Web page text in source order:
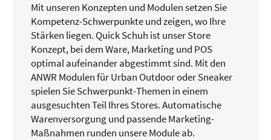
Mit unseren Konzepten und Modulen setzen Sie
Kompetenz-Schwerpunkte und zeigen, wo Ihre
Stärken liegen. Quick Schuh ist unser Store
Konzept, bei dem Ware, Marketing und POS
optimal aufeinander abgestimmt sind. Mit den
ANWR Modulen für Urban Outdoor oder Sneaker
spielen Sie Schwerpunkt-Themen in einem
ausgesuchten Teil Ihres Stores. Automatische
Warenversorgung und passende Marketing-
Maßnahmen runden unsere Module ab.